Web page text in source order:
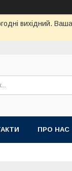
вихідний.
ПРО НАС